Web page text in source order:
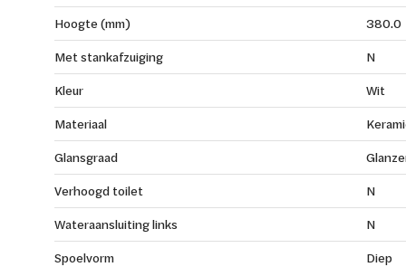
Hoogte (mm)
380.0
Met stankafzuiging
N
Kleur
Wit
Materiaal
Glansgraad
Verhoogd toilet
N
Wateraansluiting links
N
Spoelvorm
Diep